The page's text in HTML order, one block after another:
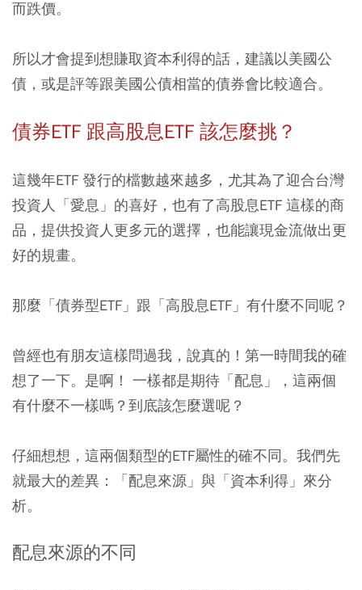
而跌價。
所以才會提到想賺取資本利得的話，建議以美國公
債，或是評等跟美國公債相當的債券會比較適合。
債券ETF 跟高股息ETF 該怎麼挑？
這幾年ETF 發行的檔數越來越多，尤其為了迎合台灣
投資人「愛息」的喜好，也有了高股息ETF 這樣的商
品，提供投資人更多元的選擇，也能讓現金流做出更
好的規畫。
那麼「債券型ETF」跟「高股息ETF」有什麼不同呢？
曾經也有朋友這樣問過我，說真的！第一時間我的確
想了一下。是啊！ 一樣都是期待「配息」，這兩個
有什麼不一樣嗎？到底該怎麼選呢？
仔細想想，這兩個類型的ETF屬性的確不同。我們先
就最大的差異：「配息來源」與「資本利得」來分
析。
配息來源的不同